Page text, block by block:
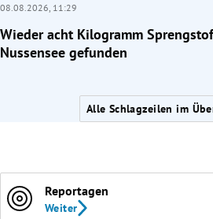
08.08.2026, 11:29
Wieder acht Kilogramm
Nussensee gefunden
Alle Schlagzeilen im
Reportagen
Weiter